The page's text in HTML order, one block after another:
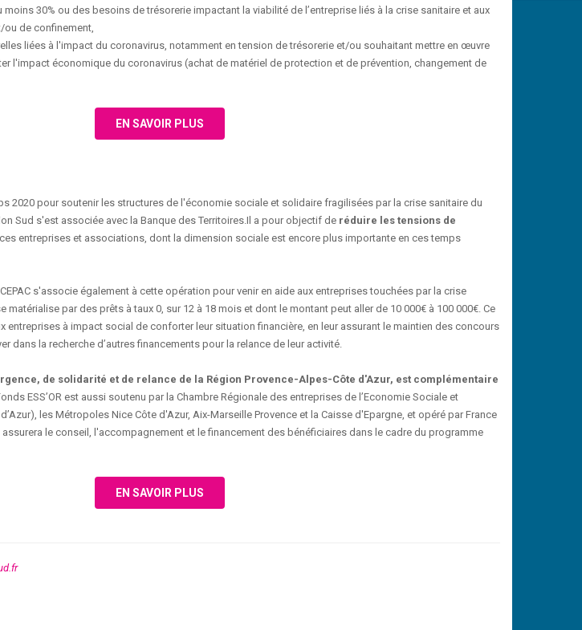
moins 30% ou des besoins de trésorerie impactant la viabilité de l’entreprise liés à la crise sanitaire et aux
ou de confinement,
liées à l'impact du coronavirus, notamment en tension de trésorerie et/ou souhaitant mettre en œuvre
l'impact économique du coronavirus (achat de matériel de protection et de prévention, changement de
EN SAVOIR PLUS
2020 pour soutenir les structures de l'économie sociale et solidaire fragilisées par la crise sanitaire du
Sud s'est associée avec la Banque des Territoires.​Il a pour objectif de réduire les tensions de
entreprises et associations, dont la dimension sociale est encore plus importante en ces temps
s'associe également à cette opération pour venir en aide aux entreprises touchées par la crise
par des prêts à taux 0, sur 12 à 18 mois et dont le montant peut aller de 10 000€ à 100 000€. Ce
entreprises à impact social de conforter leur situation financière, en leur assurant le maintien des concours
dans la recherche d’autres financements pour la relance de leur activité.
de solidarité et de relance de la Région Provence-Alpes-Côte d'Azur, est complémentaire
ESS’OR est aussi soutenu par la Chambre Régionale des entreprises de l’Economie Sociale et
les Métropoles Nice Côte d'Azur, Aix-Marseille Provence et la Caisse d'Epargne, et opéré par France
assurera le conseil, l'accompagnement et le financement des bénéficiaires dans le cadre du programme
EN SAVOIR PLUS